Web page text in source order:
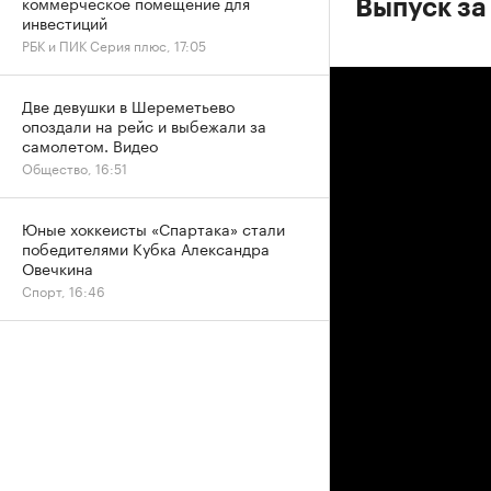
Выпуск
инвестиций
РБК и ПИК Серия плюс, 17:05
Две девушки в Шереметьево
опоздали на рейс и выбежали за
самолетом. Видео
Общество, 16:51
Юные хоккеисты «Спартака» стали
победителями Кубка Александра
Овечкина
Спорт, 16:46